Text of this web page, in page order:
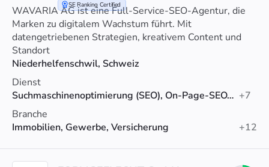
SE Ranking Certified
WAVARIA AG ist eine Full-Service-SEO-Agentur, die
Marken zu digitalem Wachstum führt. Mit
datengetriebenen Strategien, kreativem Content und
technischer Exzellenz steigern wir Sichtbarkeit und
Umsatz.
Standort
Niederhelfenschwil, Schweiz
Dienst
Suchmaschinenoptimierung (SEO), On-Page-SEO, Linkaufbau +7
Branche
Immobilien, Gewerbe, Versicherung
+12